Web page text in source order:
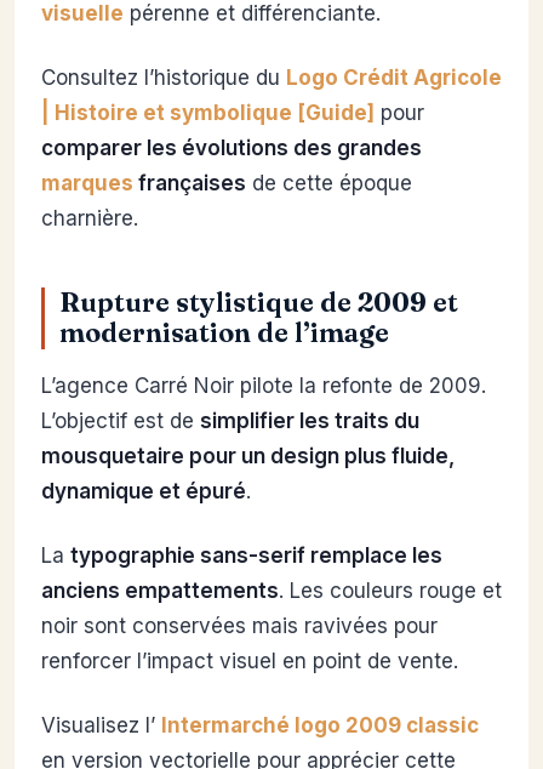
visuelle pérenne et différenciante.
Consultez l’historique du Logo Crédit Agricole
| Histoire et symbolique [Guide] pour
comparer les évolutions des grandes
marques françaises de cette époque
charnière.
Rupture stylistique de 2009 et
modernisation de l’image
L’agence Carré Noir pilote la refonte de 2009.
L’objectif est de simplifier les traits du
mousquetaire pour un design plus fluide,
dynamique et épuré.
La typographie sans-serif remplace les
anciens empattements. Les couleurs rouge et
noir sont conservées mais ravivées pour
renforcer l’impact visuel en point de vente.
Visualisez l’ Intermarché logo 2009 classic
en version vectorielle pour apprécier cette